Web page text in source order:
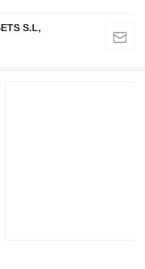
S.L,